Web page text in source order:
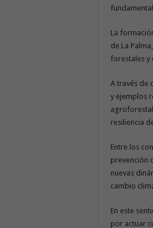
La
de La
forestales y
A través de
y ejemplos
resiliencia
Entre los
prevención
nuevas
cambio
En este
por actuar